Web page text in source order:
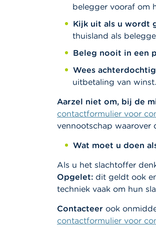
belegger vooraf om
Kijk uit als u wordt
thuisland als
Beleg nooit in een
Wees achterdochtig
uitbetaling van
Aarzel niet om, bij de
contactformulier voor
vennootschap waarover
Wat moet u doen
Als u het slachtoffer
Opgelet: dit geldt ook
techniek vaak om hun
Contacteer ook
contactformulier voor